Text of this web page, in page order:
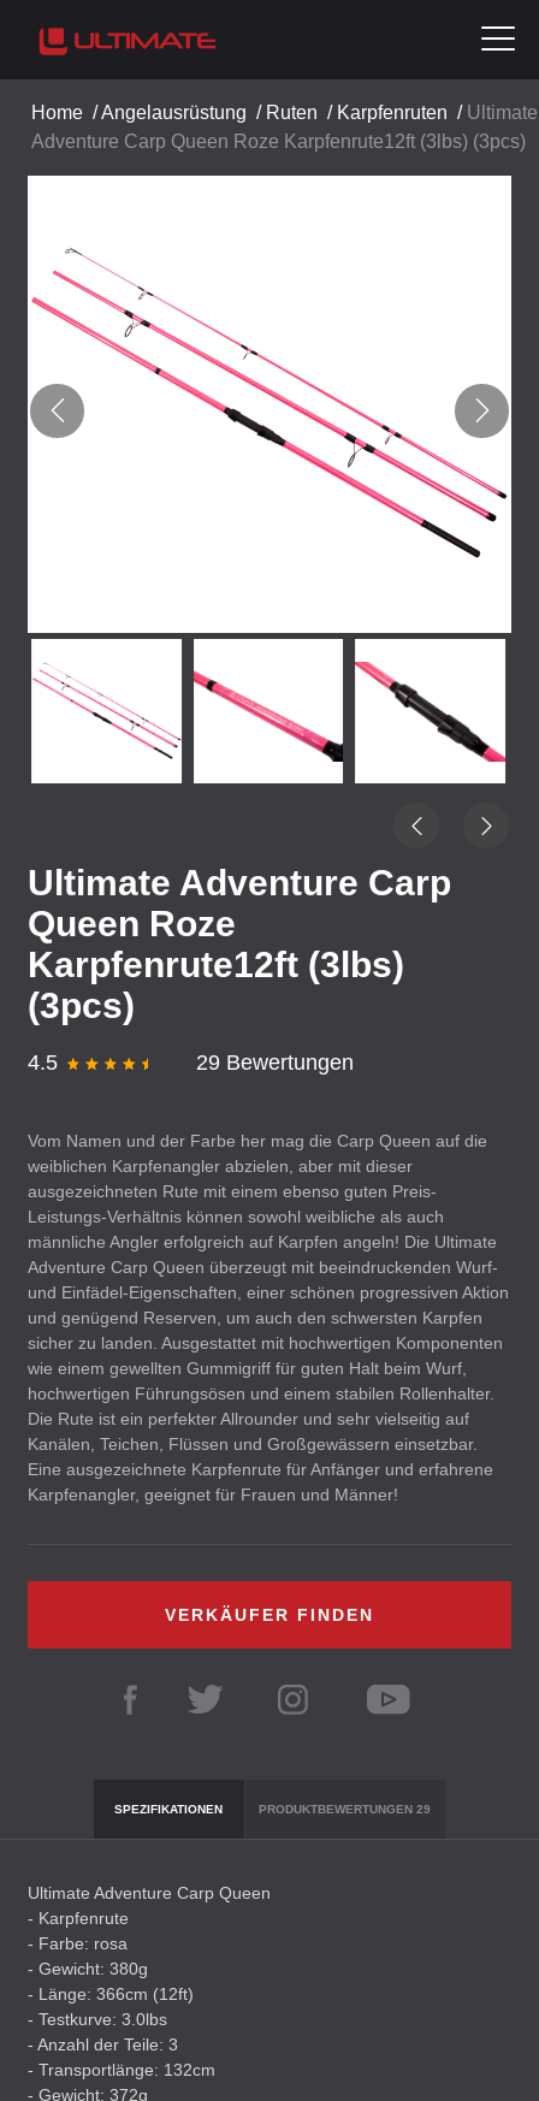
Home /Angelausrüstung / Ruten / Karpfenruten / Ultimate
Adventure Carp Queen Roze Karpfenrute12ft (3lbs) (3pcs)
Ultimate Adventure Carp
Queen Roze
Karpfenrute12ft (3lbs)
(3pcs)
4.5 29 Bewertungen
Vom Namen und der Farbe her mag die Carp Queen auf die
weiblichen Karpfenangler abzielen, aber mit dieser
ausgezeichneten Rute mit einem ebenso guten Preis-
Leistungs-Verhältnis können sowohl weibliche als auch
männliche Angler erfolgreich auf Karpfen angeln! Die Ultimate
Adventure Carp Queen überzeugt mit beeindruckenden Wurf-
und Einfädel-Eigenschaften, einer schönen progressiven Aktion
und genügend Reserven, um auch den schwersten Karpfen
sicher zu landen. Ausgestattet mit hochwertigen Komponenten
wie einem gewellten Gummigriff für guten Halt beim Wurf,
hochwertigen Führungsösen und einem stabilen Rollenhalter.
Die Rute ist ein perfekter Allrounder und sehr vielseitig auf
Kanälen, Teichen, Flüssen und Großgewässern einsetzbar.
Eine ausgezeichnete Karpfenrute für Anfänger und erfahrene
Karpfenangler, geeignet für Frauen und Männer!
VERKÄUFER FINDEN
SPEZIFIKATIONEN PRODUKTBEWERTUNGEN29
Ultimate Adventure Carp Queen
- Karpfenrute
- Farbe: rosa
- Gewicht: 380g
- Länge: 366cm (12ft)
- Testkurve: 3.0lbs
- Anzahl der Teile: 3
- Transportlänge: 132cm
- Gewicht: 372g